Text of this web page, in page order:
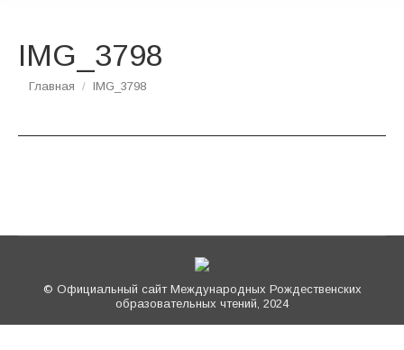
IMG_3798
Вы здесь:
Главная IMG_3798
© Официальный сайт Международных Рождественских
образовательных чтений, 2024